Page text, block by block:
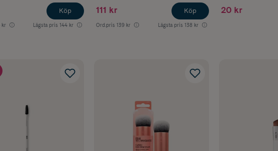
kr Lägsta pris 144 kr
Köp 111 kr
Ord.pris 139 kr Lägsta pris 138 kr
Köp 20 kr